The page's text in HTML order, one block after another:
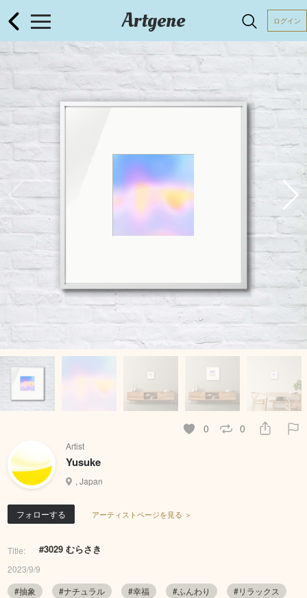
Artgene ログイン
0 0
Artist
Yusuke
, Japan
フォローする アーティストページを見る ＞
Title: #3029 むらさき
2023/9/9
#抽象
#ナチュラル #幸福 #ふんわり
#リラックス